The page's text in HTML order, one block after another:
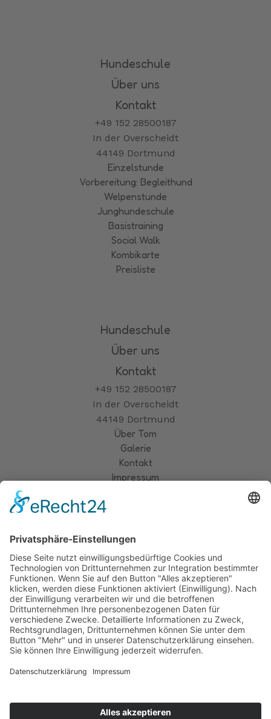
Hundeschule
Über uns
Kontakt
+49 152 28500187
In der Overscheidt
44149 Dortmund
Einzelstunde
Vorbereitung: Begleithund
Welpenstunde
Junghundeschule
Basistraining
Social Walk
Kombikarte
Preisliste
Hundeschule
Über uns
Kontakt
+49 152 28500187
In der Overscheidt
44149 Dortmund
Über Tom
Galerie
Kontakt
Impressum
Cookie-Einstellungen
Hundeschule
Über uns
Kontakt
+49 152 28500187
In der Overscheidt
44149 Dortmund